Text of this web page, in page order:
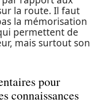
la route. Il faut
la mémorisation
permettent de
mais surtout son
pour
connaissances